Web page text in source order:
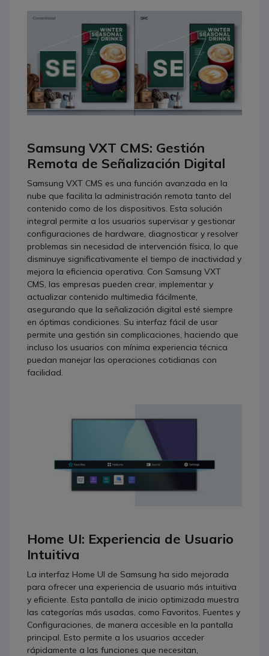
Samsung VXT CMS: Gestión
Remota de Señalización Digital
Samsung VXT CMS es una función avanzada en la
nube que facilita la administración remota tanto del
contenido como de los dispositivos. Esta solución
integral permite a los usuarios supervisar y gestionar
configuraciones de hardware, diagnosticar y resolver
problemas sin necesidad de intervención física, lo que
disminuye significativamente el tiempo de inactividad y
mejora la eficiencia operativa. Con Samsung VXT
CMS, las empresas pueden crear, implementar y
actualizar contenido multimedia fácilmente,
asegurando que la señalización digital esté siempre
en óptimas condiciones. Su interfaz fácil de usar
permite una gestión sin complicaciones, haciendo que
incluso los usuarios con mínima experiencia técnica
puedan manejar las operaciones cotidianas con
facilidad.
Home UI: Experiencia de Usuario
Intuitiva
La interfaz Home UI de Samsung ha sido mejorada
para ofrecer una experiencia de usuario más intuitiva
y eficiente. Esta pantalla de inicio optimizada muestra
las categorías más usadas, como Favoritos, Fuentes y
Configuraciones, de manera accesible en la pantalla
principal. Esto permite a los usuarios acceder
rápidamente a las funciones que necesitan,